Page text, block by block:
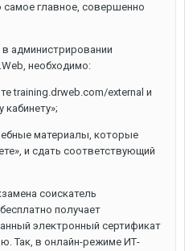
самое главное, совершенно
администрировании
необходимо:
training.drweb.com/external и
кабинету»;
материалы, которые
и сдать соответствующий
соискатель
получает
электронный сертификат
Так, в онлайн-режиме ИТ-